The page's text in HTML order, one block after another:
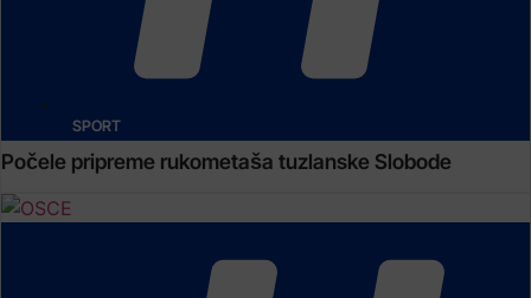
SPORT
Počele pripreme rukometaša tuzlanske Slobode